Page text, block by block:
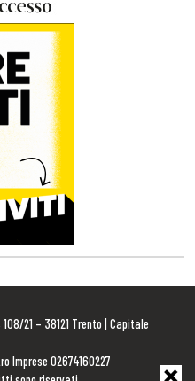
21 – 38121 Trento | Capitale
Imprese 02674160227